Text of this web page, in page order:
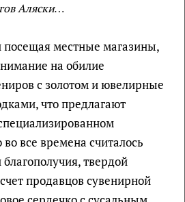
Аляски…
посещая местные магазины,
на обилие
с золотом и ювелирные
что предлагают
все времена считалось
твердой
продавцов сувенирной